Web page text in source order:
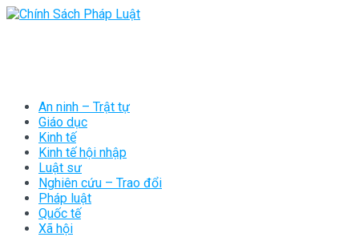
An ninh – Trật tự
Giáo dục
Kinh tế
Kinh tế hội nhập
Luật sư
Nghiên cứu – Trao đổi
Pháp luật
Quốc tế
Xã hội